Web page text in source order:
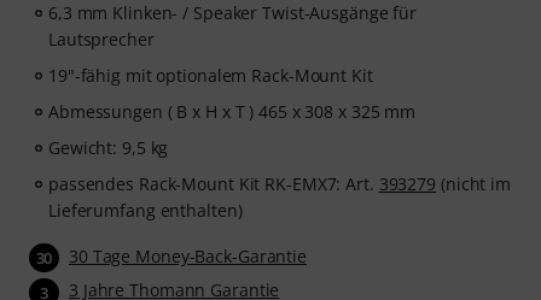
6,3 mm Klinken- / Speaker Twist-Ausgänge für
Lautsprecher
19"-fähig mit optionalem Rack-Mount Kit
Abmessungen ( B x H x T ) 465 x 308 x 325 mm
Gewicht: 9,5 kg
passendes Rack-Mount Kit RK-EMX7: Art. 393279 (nicht im
Lieferumfang enthalten)
30 30 Tage Money-Back-Garantie
3 3 Jahre Thomann Garantie